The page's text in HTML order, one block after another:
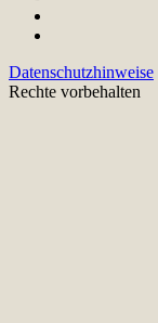
Datenschutzhinweise
Rechte vorbehalten